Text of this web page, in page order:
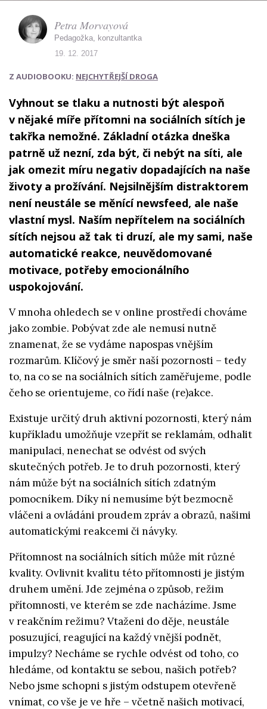
Z AUDIOBOOKU: NEJCHYTŘEJŠÍ DROGA
Vyhnout se tlaku a nutnosti být alespoň
v nějaké míře přítomni na sociálních sítích je
takřka nemožné. Základní otázka dneška
patrně už nezní, zda být, či nebýt na síti, ale
jak omezit míru negativ dopadajících na naše
životy a prožívání. Nejsilnějším distraktorem
není neustále se měnící newsfeed, ale naše
vlastní mysl. Naším nepřítelem na sociálních
sítích nejsou až tak ti druzí, ale my sami, naše
automatické reakce, neuvědomované
motivace, potřeby emocionálního
uspokojování.
V mnoha ohledech se v online prostředí chováme
jako zombie. Pobývat zde ale nemusí nutně
znamenat, že se vydáme napospas vnějším
rozmarům. Klíčový je směr naší pozornosti – tedy
to, na co se na sociálních sítích zaměřujeme, podle
čeho se orientujeme, co řídí naše (re)akce.
Existuje určitý druh aktivní pozornosti, který nám
kupříkladu umožňuje vzepřít se reklamám, odhalit
manipulaci, nenechat se odvést od svých
skutečných potřeb. Je to druh pozornosti, který
nám může být na sociálních sítích zdatným
pomocníkem. Díky ní nemusíme být bezmocně
vláčeni a ovládáni proudem zpráv a obrazů, našimi
automatickými reakcemi či návyky.
Přítomnost na sociálních sítích může mít různé
kvality. Ovlivnit kvalitu této přítomnosti je jistým
druhem umění. Jde zejména o způsob, režim
přítomnosti, ve kterém se zde nacházíme. Jsme
v reakčním režimu? Vtaženi do děje, neustále
posuzující, reagující na každý vnější podnět,
impulzy? Necháme se rychle odvést od toho, co
hledáme, od kontaktu se sebou, našich potřeb?
Nebo jsme schopni s jistým odstupem otevřeně
vnímat, co vše je ve hře – včetně našich motivací,
Petra Morvayová
Pedagožka, konzultantka
19. 12. 2017